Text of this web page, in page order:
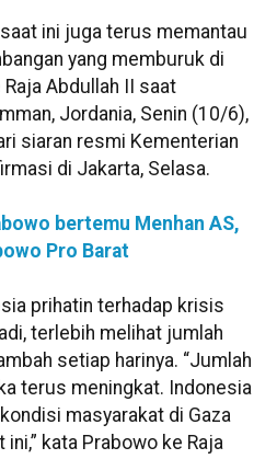
ini juga terus memantau
yang memburuk di
Raja Abdullah II saat
Jordania, Senin (10/6),
siaran resmi Kementerian
di Jakarta, Selasa.
bertemu Menhan AS,
Pro Barat
prihatin terhadap krisis
terlebih melihat jumlah
setiap harinya. “Jumlah
terus meningkat. Indonesia
masyarakat di Gaza
kata Prabowo ke Raja